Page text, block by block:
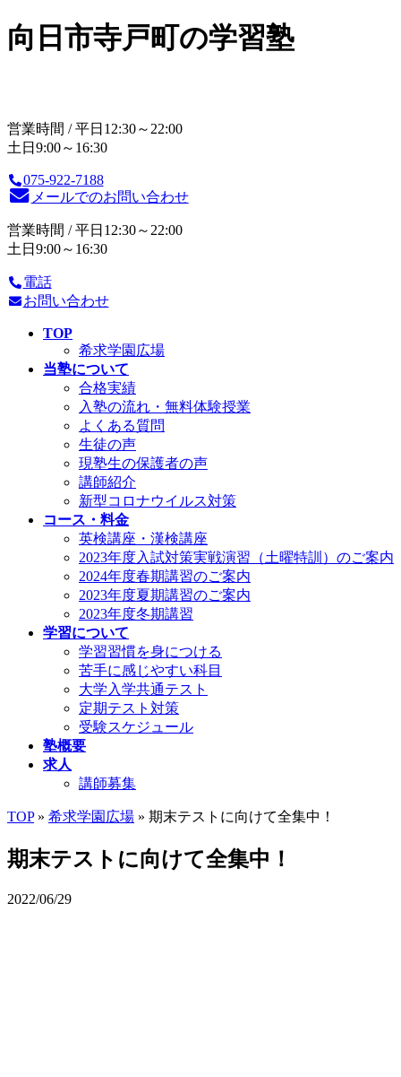
向日市寺戸町の学習塾
営業時間 / 平日12:30～22:00
土日9:00～16:30
075-922-7188
メールでのお問い合わせ
営業時間 / 平日12:30～22:00
土日9:00～16:30
電話
お問い合わせ
TOP
希求学園広場
当塾について
合格実績
入塾の流れ・無料体験授業
よくある質問
生徒の声
現塾生の保護者の声
講師紹介
新型コロナウイルス対策
コース・料金
英検講座・漢検講座
2023年度入試対策実戦演習（土曜特訓）のご案内
2024年度春期講習のご案内
2023年度夏期講習のご案内
2023年度冬期講習
学習について
学習習慣を身につける
苦手に感じやすい科目
大学入学共通テスト
定期テスト対策
受験スケジュール
塾概要
求人
講師募集
TOP» 希求学園広場 » 期末テストに向けて全集中！
期末テストに向けて全集中！
2022/06/29